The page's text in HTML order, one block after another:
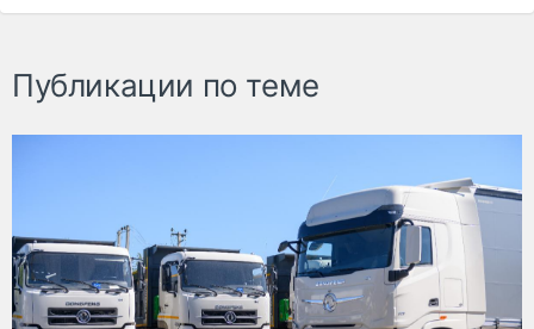
Публикации по теме